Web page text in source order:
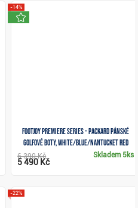
FootJoy Premiere Series - Packard pánské
golfové boty, white/blue/nantucket red
-14%
Skladem 5ks
6 390 Kč
5 490 Kč
-22%